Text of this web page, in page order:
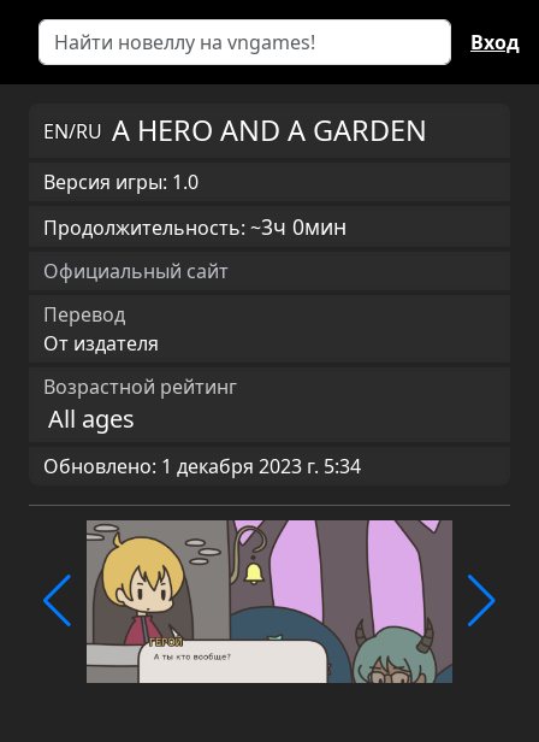
Вход
EN/RU A HERO AND A GARDEN
Версия игры: 1.0
Продолжительность: ~3ч 0мин
Официальный сайт
Перевод
От издателя
Возрастной рейтинг
All ages
Обновлено: 1 декабря 2023 г. 5:34